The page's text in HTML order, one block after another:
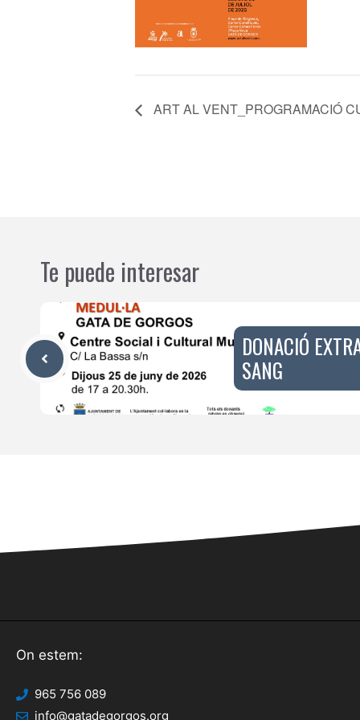
ART AL VENT_PROGRAMACIÓ
Te puede interesar
DONACIÓ
SANG
On estem:
965 756 089
info@gatadegorgos.org